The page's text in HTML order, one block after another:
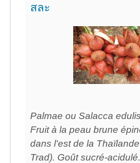
สละ
Palmae ou Salacca
Fruit à la peau brune
dans l'est de la
Trad). Goût sucré-acidulé.